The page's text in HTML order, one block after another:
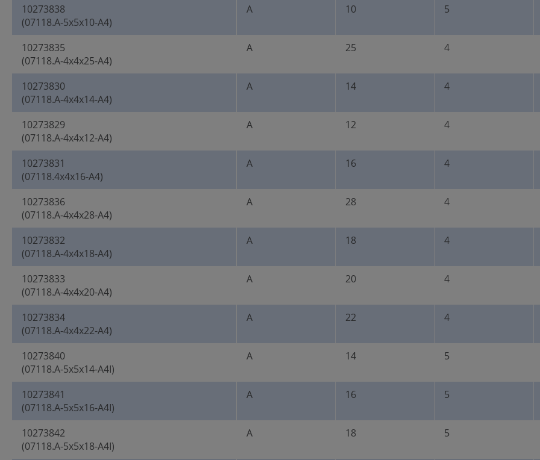
Nachricht
Die mit einem Stern (*)
10273838
(07118.A-5x5x10-A4)
A 10 5
10273835
(07118.A-4x4x25-A4)
A 25 4
10273830
(07118.A-4x4x14-A4)
A 14 4
10273829
(07118.A-4x4x12-A4)
A 12 4
10273831
(07118.4x4x16-A4)
A 16 4
10273836
(07118.A-4x4x28-A4)
A 28 4
10273832
(07118.A-4x4x18-A4)
A 18 4
10273833
(07118.A-4x4x20-A4)
A 20 4
10273834
(07118.A-4x4x22-A4)
A 22 4
10273840
(07118.A-5x5x14-A4I)
A 14 5
10273841
(07118.A-5x5x16-A4I)
A 16 5
10273842
(07118.A-5x5x18-A4I)
A 18 5